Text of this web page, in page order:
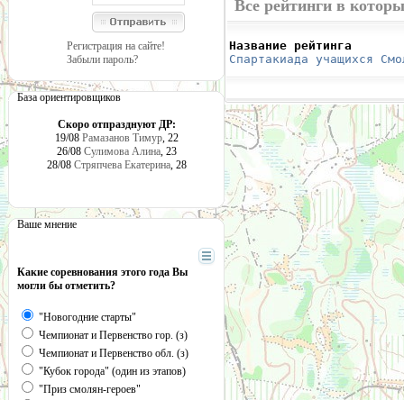
Регистрация на сайте!
Забыли пароль?
База ориентировщиков
Скоро отпразднуют ДР:
19/08 Рамазанов Тимур, 22
26/08 Сулимова Алина, 23
28/08 Стряпчева Екатерина, 28
Ваше мнение
Какие соревнования этого года Вы
могли бы отметить?
"Новогодние старты"
Чемпионат и Первенство гор. (з)
Чемпионат и Первенство обл. (з)
"Кубок города" (один из этапов)
"Приз смолян-героев"
Все рейтинги в
Название рейтинга
Спартакиада учащихся